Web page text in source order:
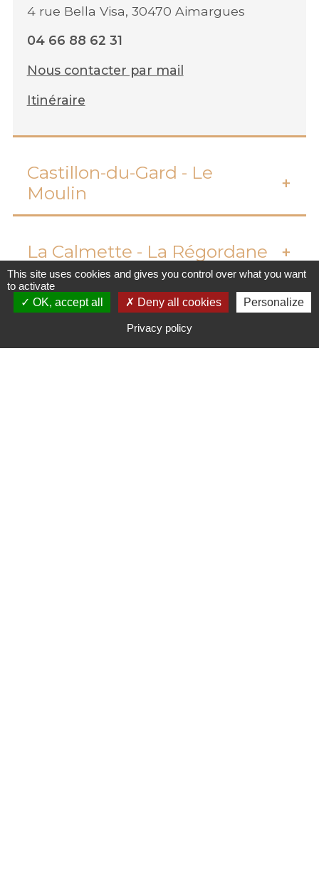
4 rue Bella Visa, 30470 Aimargues
04 66 88 62 31
Nous contacter par mail
Itinéraire
Castillon-du-Gard - Le
Moulin
La Calmette - La Régordane
Lézan - Les Arcades
This site uses cookies and gives you control over what you want
to activate
OK, accept all
Deny all cookies Personalize
Privacy policy